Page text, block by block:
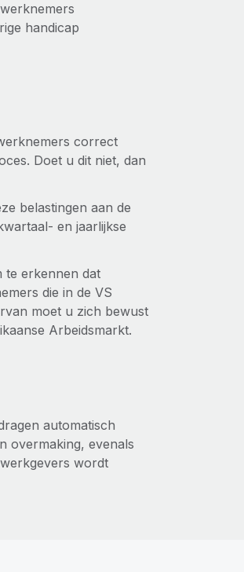
handicap
correct
Doet u dit niet, dan
belastingen aan de
en jaarlijkse
te erkennen dat
die in de VS
moet u zich bewust
Arbeidsmarkt.
automatisch
overmaking, evenals
wordt